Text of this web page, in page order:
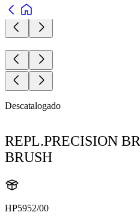
Descatalogado
REPL.PRECISION
BRUSH
HP5952/00